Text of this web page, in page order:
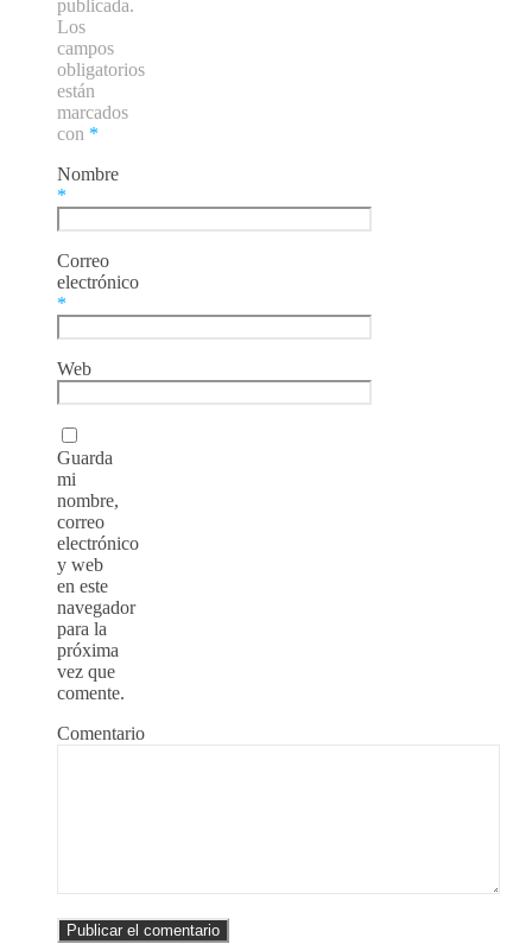
publicada.
Los
campos
obligatorios
están
marcados
con *
Nombre
*
Correo
electrónico
*
Web
Guarda
mi
nombre,
correo
electrónico
y web
en este
navegador
para la
próxima
vez que
comente.
Comentario